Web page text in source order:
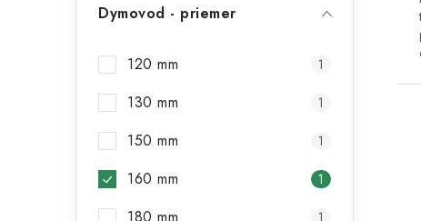
Dymovod - priemer
120 mm 1
130 mm 1
150 mm 1
160 mm 1
1